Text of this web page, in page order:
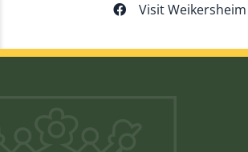
Visit Weikersheim